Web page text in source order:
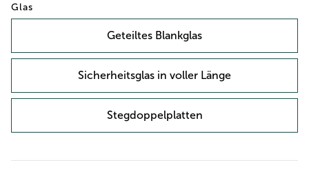
Glas
Geteiltes Blankglas
Sicherheitsglas in voller Länge
Stegdoppelplatten